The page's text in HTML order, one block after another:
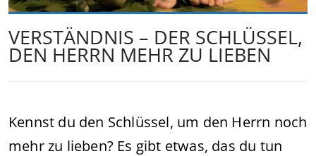
VERSTÄNDNIS – DER SCHLÜSSEL,
DEN HERRN MEHR ZU LIEBEN
Kennst du den Schlüssel, um den Herrn noch
mehr zu lieben? Es gibt etwas, das du tun